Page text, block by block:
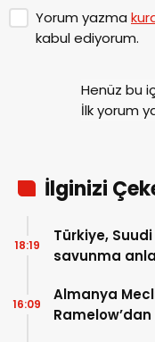
Yorum yazma
kabul ediyorum.
Henüz bu
İlk yorum
İlginizi
Türkiye,
savunma
18:19
Almanya
Ramelow’dan
16:09